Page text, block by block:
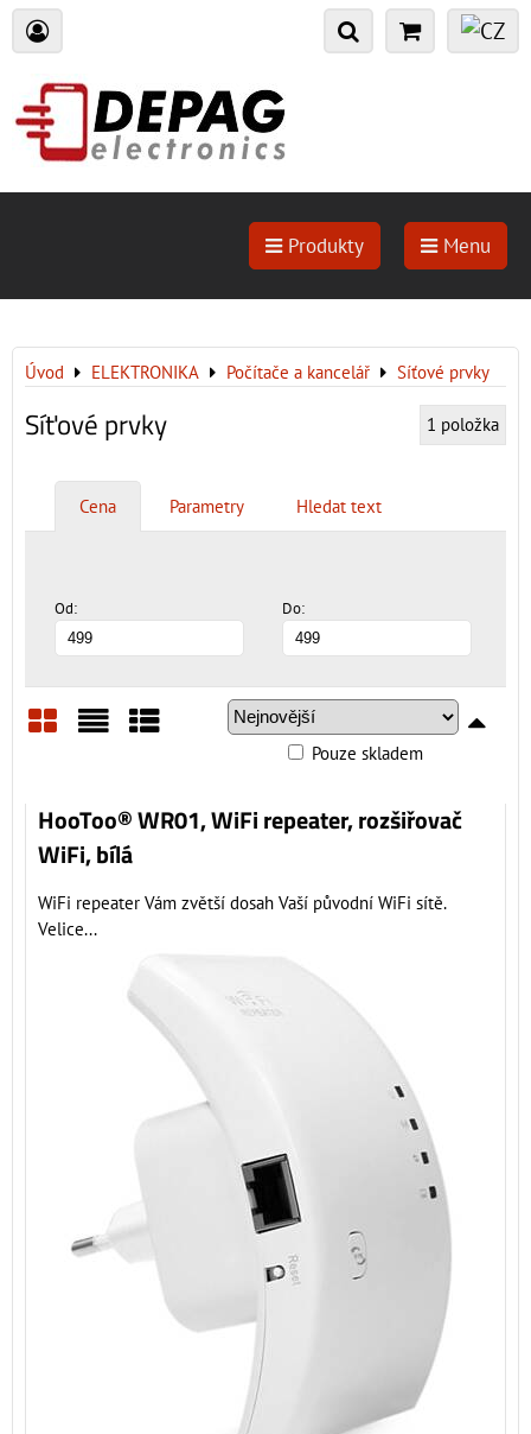
Produkty Menu
Úvod ELEKTRONIKA Počítače a kancelář Síťové prvky
Síťové prvky 1 položka
Cena Parametry Hledat text
Od: Do:
Pouze skladem
HooToo® WR01, WiFi repeater, rozšiřovač
WiFi, bílá
WiFi repeater Vám zvětší dosah Vaší původní WiFi sítě.
Velice...